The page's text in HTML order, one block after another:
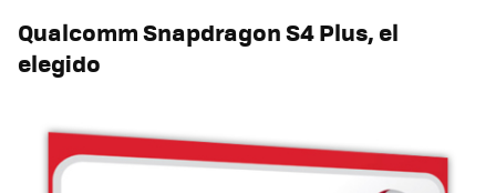
Qualcomm Snapdragon S4 Plus, el
elegido